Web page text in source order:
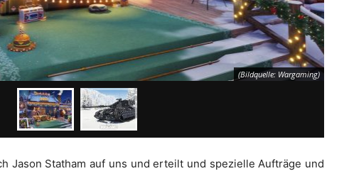
(Bildquelle: Wargaming)
Jason Statham auf uns und erteilt und spezielle Aufträge und